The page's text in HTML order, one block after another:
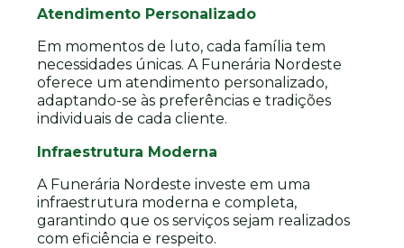
Atendimento Personalizado
Em momentos de luto, cada família tem
necessidades únicas. A Funerária Nordeste
oferece um atendimento personalizado,
adaptando-se às preferências e tradições
individuais de cada cliente.
Infraestrutura Moderna
A Funerária Nordeste investe em uma
infraestrutura moderna e completa,
garantindo que os serviços sejam realizados
com eficiência e respeito.